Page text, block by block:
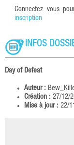
Connectez vous
inscription
INFOS
Day of Defeat
Auteur :
Création : 27/12/
Mise à jour : 22/